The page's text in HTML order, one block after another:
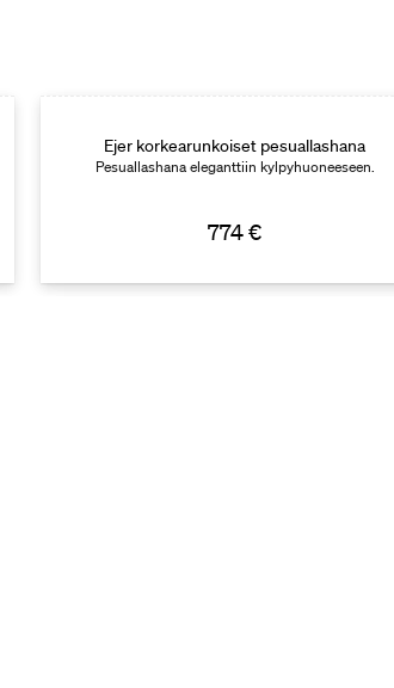
Ejer korkearunkoiset pesuallashana
Pesuallashana eleganttiin kylpyhuoneeseen.
774 €